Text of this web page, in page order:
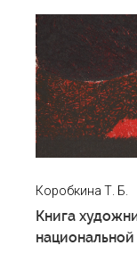
Коробкина Т. Б.
Книга